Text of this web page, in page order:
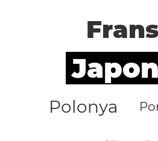
Polonya